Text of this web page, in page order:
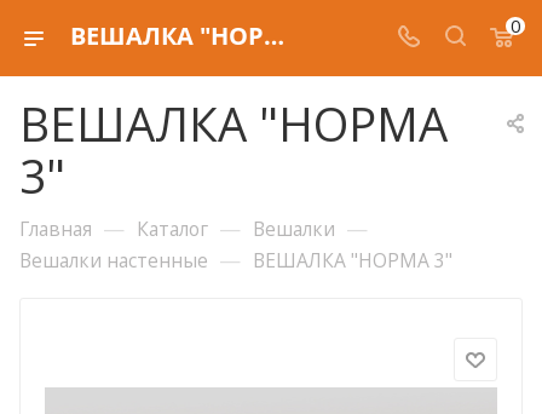
ВЕШАЛКА "НОРМА 3" 0
ВЕШАЛКА "НОРМА
3"
Главная — Каталог — Вешалки —
Вешалки настенные — ВЕШАЛКА "НОРМА 3"